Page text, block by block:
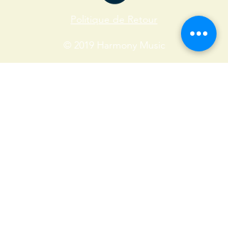
Politique de Retour
© 2019 Harmony Music